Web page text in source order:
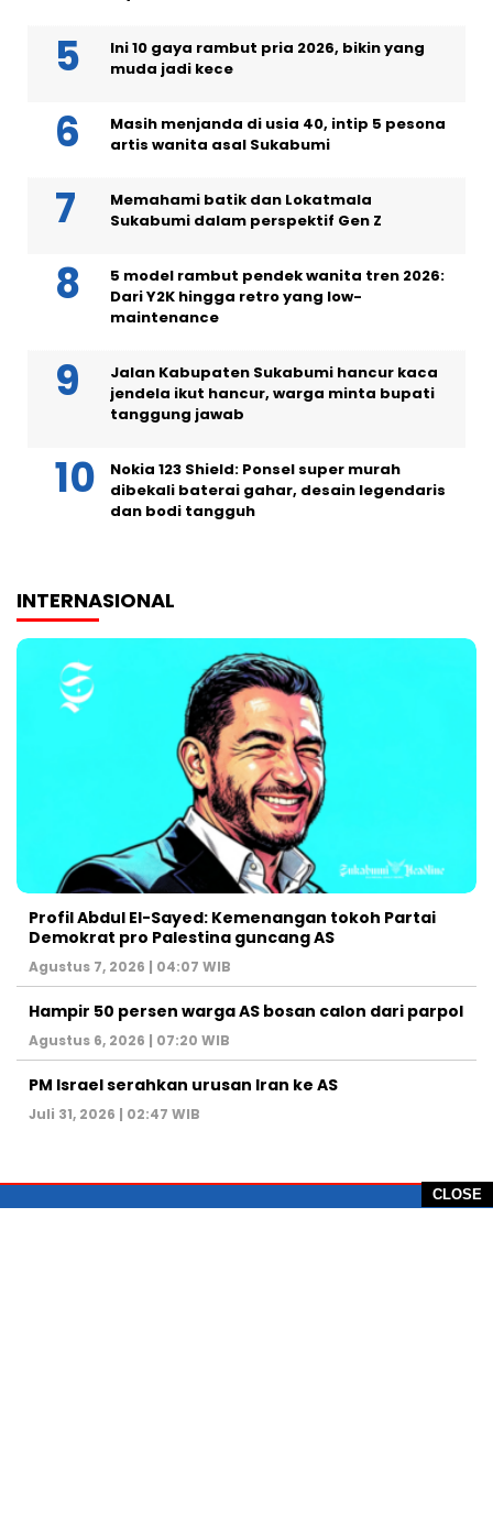
CLOSE
Ini 10 gaya rambut pria 2026, bikin yang
muda jadi kece
Masih menjanda di usia 40, intip 5 pesona
artis wanita asal Sukabumi
Memahami batik dan Lokatmala
Sukabumi dalam perspektif Gen Z
5 model rambut pendek wanita tren 2026:
Dari Y2K hingga retro yang low-
maintenance
Jalan Kabupaten Sukabumi hancur kaca
jendela ikut hancur, warga minta bupati
tanggung jawab
Nokia 123 Shield: Ponsel super murah
dibekali baterai gahar, desain legendaris
dan bodi tangguh
INTERNASIONAL
Profil Abdul El-Sayed: Kemenangan tokoh Partai
Demokrat pro Palestina guncang AS
Agustus 7, 2026 | 04:07 WIB
Hampir 50 persen warga AS bosan calon dari parpol
Agustus 6, 2026 | 07:20 WIB
PM Israel serahkan urusan Iran ke AS
Juli 31, 2026 | 02:47 WIB